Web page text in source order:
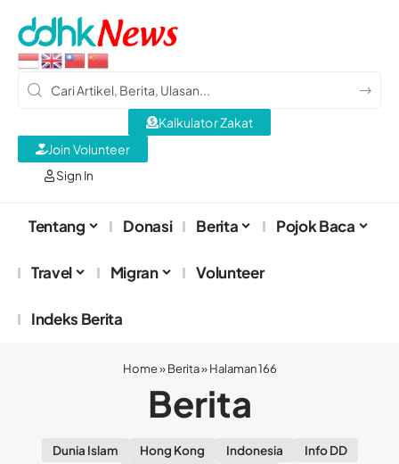
Sign In
Kalkulator Zakat
Join Volunteer
Tentang Donasi Berita Pojok Baca
Travel Migran Volunteer
Indeks Berita
Home»Berita»Halaman 166
Berita
Dunia Islam Hong Kong Indonesia
Info DD